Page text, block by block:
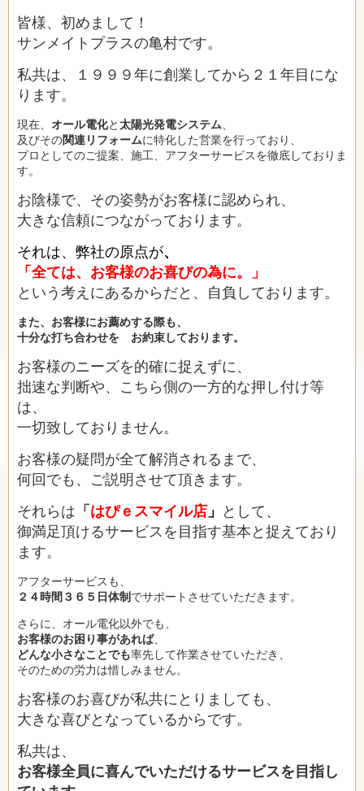
皆様、初めまして！
サンメイトプラスの亀村です。
私共は、１９９９年に創業してから２１年目にな
ります。
現在、 オール電化と太陽光発電システム
及びその関連リフォームに特化した営業を行っており、
プロとしてのご提案、施工、アフターサービスを徹底しておりま
す。
お陰様で、その姿勢がお客様に認められ、
大きな信頼につながっております。
それは、弊社の原点が、
「全ては、お客様のお喜びの為に。」
という考えにあるからだと、自負しております。
また、お客様にお薦めする際も、
十分な打ち合わせを お約束しております。
お客様のニーズを的確に捉えずに、
拙速な判断や、こちら側の一方的な押し付け等
は、
一切致しておりません。
お客様の疑問が全て解消されるまで、
何回でも、ご説明させて頂きます。
それらは 「はぴｅスマイル店 」 として、
御満足頂けるサービスを目指す基本と捉えており
ます。
アフターサービスも、
２４時間３６５日体制でサポートさせていただきます。
さらに、オール電化以外でも、
お客様のお困り事があれば、
どんな小さなことでも率先して作業させていただき、
そのための労力は惜しみません。
お客様のお喜びが私共にとりましても、
大きな喜びとなっているからです。
私共は、
お客様全員に喜んでいただけるサービスを目指し